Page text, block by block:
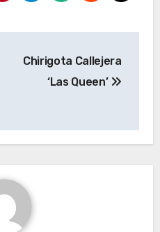
Chirigota Callejera
‘Las Queen’